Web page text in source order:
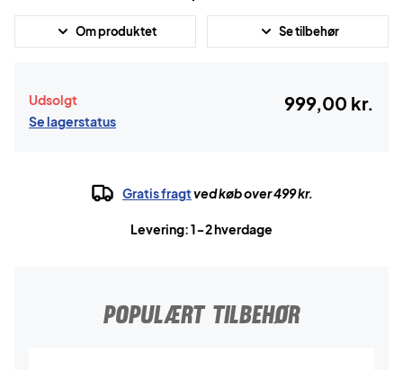
Om produktet Se tilbehør
Udsolgt
Se lagerstatus
999,00 kr.
Gratis fragtved køb over 499 kr.
Levering: 1-2 hverdage
POPULÆRT TILBEHØR